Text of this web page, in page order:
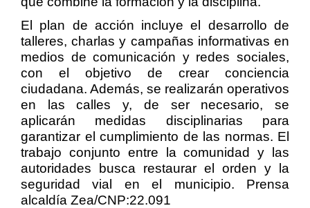
El plan de acción incluye el desarrollo de
talleres, charlas y campañas informativas en
medios de comunicación y redes sociales,
con el objetivo de crear conciencia
ciudadana. Además, se realizarán operativos
en las calles y, de ser necesario, se
aplicarán medidas disciplinarias para
garantizar el cumplimiento de las normas. El
trabajo conjunto entre la comunidad y las
autoridades busca restaurar el orden y la
seguridad vial en el municipio. Prensa
alcaldía Zea/CNP:22.091